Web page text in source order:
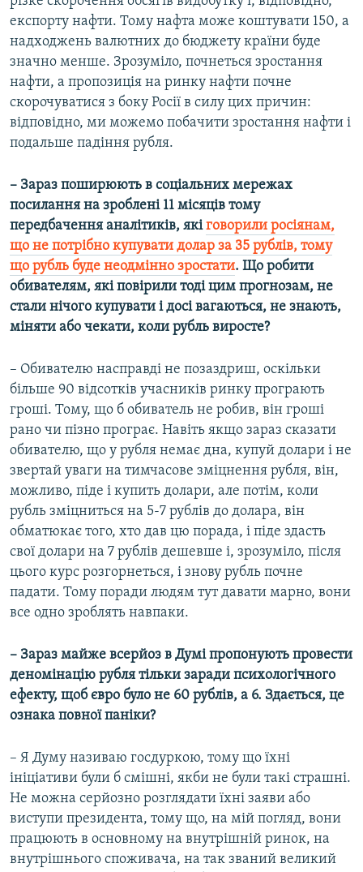
експорту нафти. Тому нафта може коштувати 150, а
надходжень валютних до бюджету країни буде
значно менше. Зрозуміло, почнеться зростання
нафти, а пропозиція на ринку нафти почне
скорочуватися з боку Росії в силу цих причин:
відповідно, ми можемо побачити зростання нафти і
подальше падіння рубля.
– Зараз поширюють в соціальних мережах
посилання на зроблені 11 місяців тому
передбачення аналітиків, якіговорили росіянам,
що не потрібно купувати долар за 35 рублів, тому
що рубль буде неодмінно зростати. Що робити
обивателям, які повірили тоді цим прогнозам, не
стали нічого купувати і досі вагаються, не знають,
міняти або чекати, коли рубль виросте?
– Обивателю насправді не позаздриш, оскільки
більше 90 відсотків учасників ринку програють
гроші. Тому, що б обиватель не робив, він гроші
рано чи пізно програє. Навіть якщо зараз сказати
обивателю, що у рубля немає дна, купуй долари і не
звертай уваги на тимчасове зміцнення рубля, він,
можливо, піде і купить долари, але потім, коли
рубль зміцниться на 5-7 рублів до долара, він
обматюкає того, хто дав цю порада, і піде здасть
свої долари на 7 рублів дешевше і, зрозуміло, після
цього курс розгорнеться, і знову рубль почне
падати. Тому поради людям тут давати марно, вони
все одно зроблять навпаки.
– Зараз майже всерйоз в Думі пропонують провести
деномінацію рубля тільки заради психологічного
ефекту, щоб євро було не 60 рублів, а 6. Здається, це
ознака повної паніки?
– Я Думу називаю госдуркою, тому що їхні
ініціативи були б смішні, якби не були такі страшні.
Не можна серйозно розглядати їхні заяви або
виступи президента, тому що, на мій погляд, вони
працюють в основному на внутрішній ринок, на
внутрішнього споживача, на так званий великий